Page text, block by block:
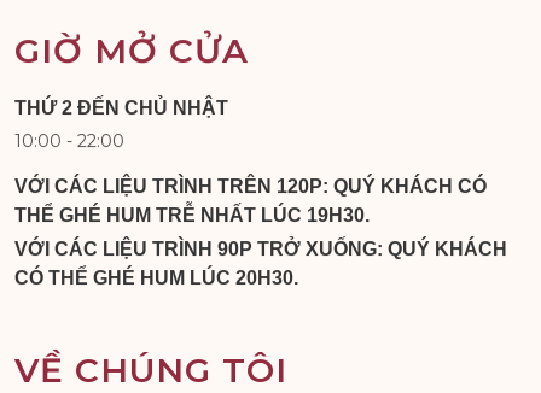
GIỜ MỞ CỬA
THỨ 2 ĐẾN CHỦ NHẬT
10:00 - 22:00
VỚI CÁC LIỆU TRÌNH TRÊN 120P: QUÝ KHÁCH CÓ
THỂ GHÉ HUM TRỄ NHẤT LÚC 19H30.
VỚI CÁC LIỆU TRÌNH 90P TRỞ XUỐNG: QUÝ KHÁCH
CÓ THỂ GHÉ HUM LÚC 20H30.
VỀ CHÚNG TÔI